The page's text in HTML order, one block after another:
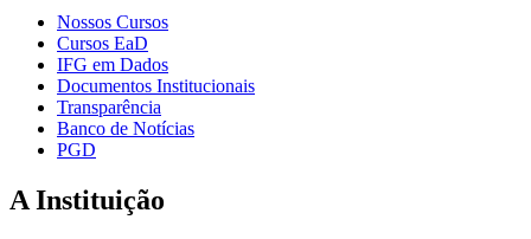
Nossos Cursos
Cursos EaD
IFG em Dados
Documentos Institucionais
Transparência
Banco de Notícias
PGD
A Instituição